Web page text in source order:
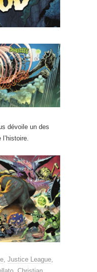
dévoile un des
, Justice League,